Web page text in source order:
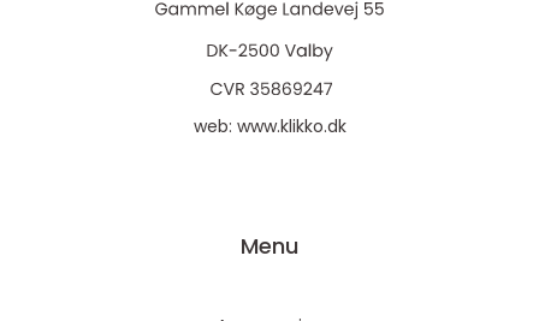
web: www.klikko.dk
Menu